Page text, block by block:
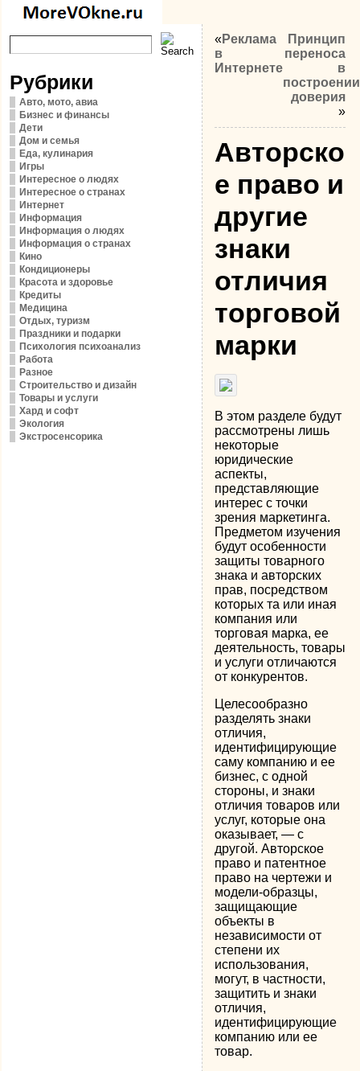
Рубрики
Авто, мото, авиа
Бизнес и финансы
Дети
Дом и семья
Еда, кулинария
Игры
Интересное о людях
Интересное о странах
Интернет
Информация
Информация о людях
Информация о странах
Кино
Кондиционеры
Красота и здоровье
Кредиты
Медицина
Отдых, туризм
Праздники и подарки
Психология психоанализ
Работа
Разное
Строительство и дизайн
Товары и услуги
Хард и софт
Экология
Экстросенсорика
«Реклама
в
Интернете
Принцип
переноса
в
построении
доверия
»
Авторско
е право и
другие
знаки
отличия
торговой
марки
В этом разделе будут
рассмотрены лишь
некоторые
юридические
аспекты,
представляющие
интерес с точки
зрения маркетинга.
Предметом изучения
будут особенности
защиты товарного
знака и авторских
прав, посредством
которых та или иная
компания или
торговая марка, ее
деятельность, товары
и услуги отличаются
от конкурентов.
Целесообразно
разделять знаки
отличия,
идентифицирующие
саму компанию и ее
бизнес, с одной
стороны, и знаки
отличия товаров или
услуг, которые она
оказывает, — с
другой. Авторское
право и патентное
право на чертежи и
модели-образцы,
защищающие
объекты в
независимости от
степени их
использования,
могут, в частности,
защитить и знаки
отличия,
идентифицирующие
компанию или ее
товар.